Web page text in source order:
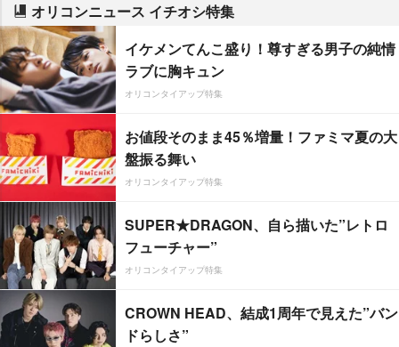
オリコンニュース イチオシ特集
イケメンてんこ盛り！尊すぎる男子の純情
ラブに胸キュン
オリコンタイアップ特集
お値段そのまま45％増量！ファミマ夏の大
盤振る舞い
オリコンタイアップ特集
SUPER★DRAGON、自ら描いた”レトロ
フューチャー”
オリコンタイアップ特集
CROWN HEAD、結成1周年で見えた”バン
ドらしさ”